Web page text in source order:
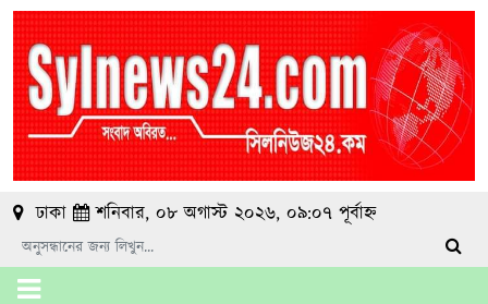
ঢাকা শনিবার, ০৮ অগাস্ট ২০২৬, ০৯:০৭ পূর্বাহ্ন